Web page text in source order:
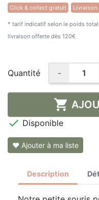
Click & collect gratuit Livraison
* tarif indicatif selon le poids
livraison offerte dès 120€
Quantité -

 Disponible
❤ Ajouter à ma liste
Description